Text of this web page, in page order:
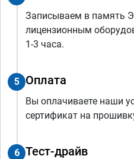
Записываем в память
лицензионным
1-3 часа.
5 Оплата
Вы оплачиваете наши
сертификат на
6 Тест-драйв